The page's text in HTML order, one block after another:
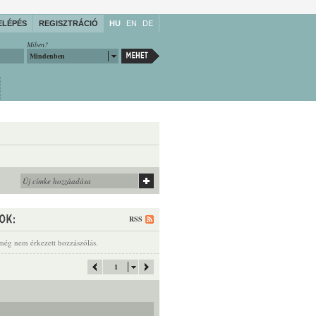
REGISZTRÁCIÓ HU EN DE
Miben?
Mindenben
RSS
nem érkezett hozzászólás.
1